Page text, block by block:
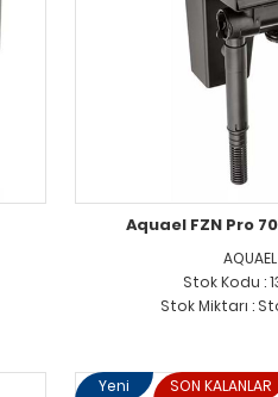
Aquael FZN Pro
AQUAEL
Stok Kodu :
Stok Miktarı :
Yeni SON KALANLAR